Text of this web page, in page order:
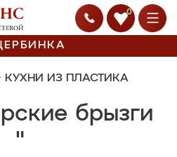
0
КУХНИ ИЗ ПЛАСТИКА
брызги
"